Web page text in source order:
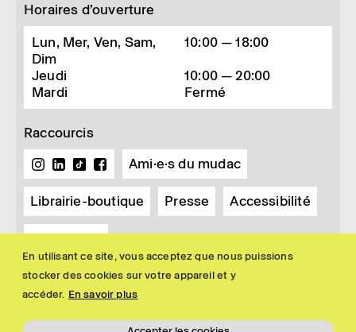
En utilisant ce site, vous acceptez que nous puissions
stocker des cookies sur votre appareil et y
accéder. En savoir plus
Horaires d’ouverture
Lun, Mer, Ven, Sam,
Dim
10:00 — 18:00
Jeudi
10:00 — 20:00
Mardi
Fermé
Raccourcis
Ami·e·s du mudac
Librairie-boutique Presse Accessibilité
Newsletter